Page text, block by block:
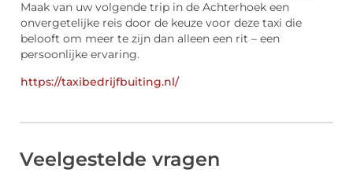
Maak van uw volgende trip in de Achterhoek een
onvergetelijke reis door de keuze voor deze taxi die
belooft om meer te zijn dan alleen een rit – een
persoonlijke ervaring.
https://taxibedrijfbuiting.nl/
Veelgestelde vragen